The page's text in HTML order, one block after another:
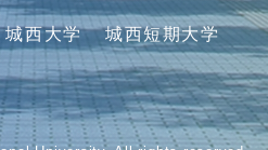
城西大学 城西短期大学